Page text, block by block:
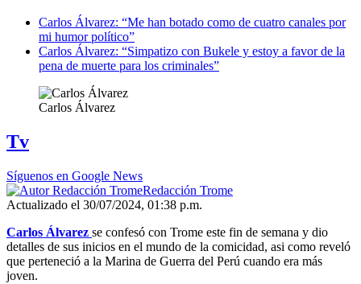
Carlos Álvarez: “Me han botado como de cuatro canales por
mi humor político”
Carlos Álvarez: “Simpatizo con Bukele y estoy a favor de la
pena de muerte para los criminales”
Carlos Álvarez
Tv
Síguenos en Google News
Redacción Trome
Actualizado el 30/07/2024, 01:38 p.m.
Carlos Álvarez se confesó con Trome este fin de semana y dio
detalles de sus inicios en el mundo de la comicidad, asi como reveló
que perteneció a la Marina de Guerra del Perú cuando era más
joven.